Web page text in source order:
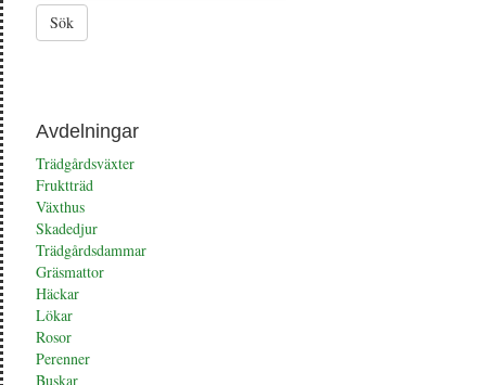
Avdelningar
Trädgårdsväxter
Fruktträd
Växthus
Skadedjur
Trädgårdsdammar
Gräsmattor
Häckar
Lökar
Rosor
Perenner
Buskar